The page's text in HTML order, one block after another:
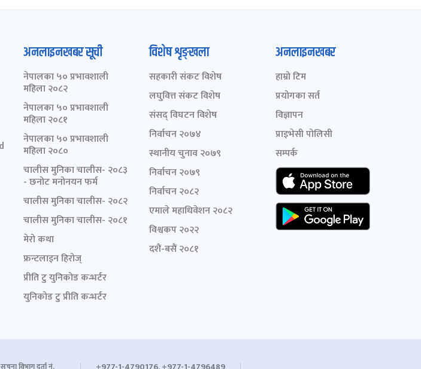
अनलाइनखबर सूची
नेपालका ५० प्रभावशाली
महिला २०८२
नेपालका ५० प्रभावशाली
महिला २०८१
नेपालका ५० प्रभावशाली
महिला २०८०
चालीस मुनिका चालीस- २०८३
- छनोट मनोनयन फर्म
चालीस मुनिका चालीस- २०८२
चालीस मुनिका चालीस- २०८१
मेरो कथा
फ्रन्टलाइन हिरोज्
प्रीति टु युनिकोड कन्भर्टर
युनिकोड टु प्रीति कन्भर्टर
विशेष शृङ्खला
सहकारी संकट विशेष
लघुवित्त संकट विशेष
संसद् विघटन विशेष
निर्वाचन २०७४
स्थानीय चुनाव २०७९
निर्वाचन २०७९
निर्वाचन २०८२
एमाले महाधिवेशन २०८२
विश्वकप २०२२
दशैं-बसैं २०८१
अनलाइनखबर
हाम्रो टिम
प्रयोगका सर्त
विज्ञापन
प्राइभेसी पोलिसी
सम्पर्क
सूचना विभाग दर्ता नं.